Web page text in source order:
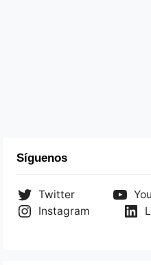
Síguenos
Twitter
Instagram